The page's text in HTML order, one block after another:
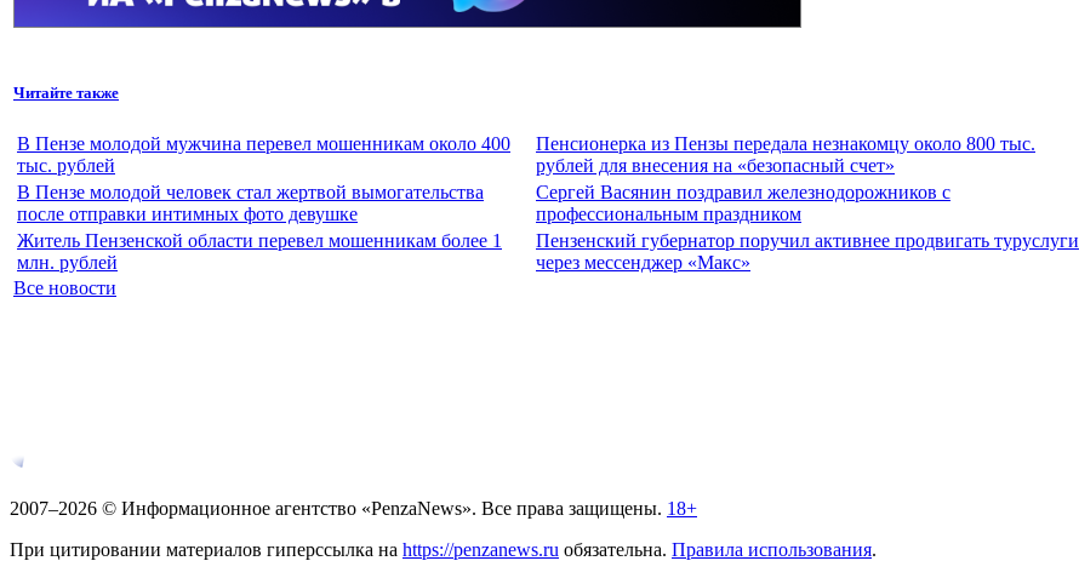
Читайте также
В Пензе молодой мужчина перевел мошенникам около 400
тыс. рублей
Пенсионерка из Пензы передала незнакомцу около 800 тыс.
рублей для внесения на «безопасный счет»
В Пензе молодой человек стал жертвой вымогательства
после отправки интимных фото девушке
Сергей Васянин поздравил железнодорожников с
профессиональным праздником
Житель Пензенской области перевел мошенникам более 1
млн. рублей
Пензенский губернатор поручил активнее продвигать туруслуги
через мессенджер «Макс»
Все новости
2007–2026 © Информационное агентство «PenzaNews». Все права защищены. 18+
При цитировании материалов гиперссылка на https://penzanews.ru обязательна. Правила использования.